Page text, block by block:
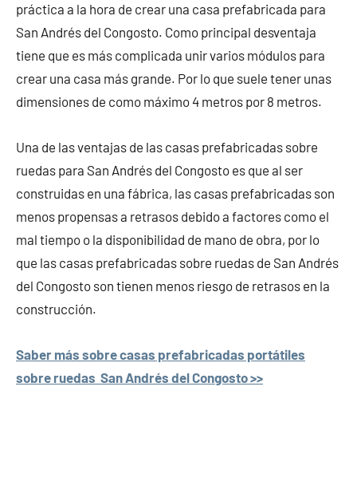
práctica a la hora de crear una casa prefabricada para
San Andrés del Congosto. Como principal desventaja
tiene que es más complicada unir varios módulos para
crear una casa más grande. Por lo que suele tener unas
dimensiones de como máximo 4 metros por 8 metros.
Una de las ventajas de las casas prefabricadas sobre
ruedas para San Andrés del Congosto es que al ser
construidas en una fábrica, las casas prefabricadas son
menos propensas a retrasos debido a factores como el
mal tiempo o la disponibilidad de mano de obra, por lo
que las casas prefabricadas sobre ruedas de San Andrés
del Congosto son tienen menos riesgo de retrasos en la
construcción.
Saber más sobre casas prefabricadas portátiles
sobre ruedas San Andrés del Congosto >>